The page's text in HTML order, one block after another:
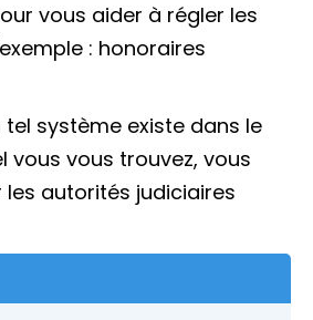
vous aider à régler les
: honoraires
tel système existe dans le
vous vous trouvez, vous
autorités judiciaires